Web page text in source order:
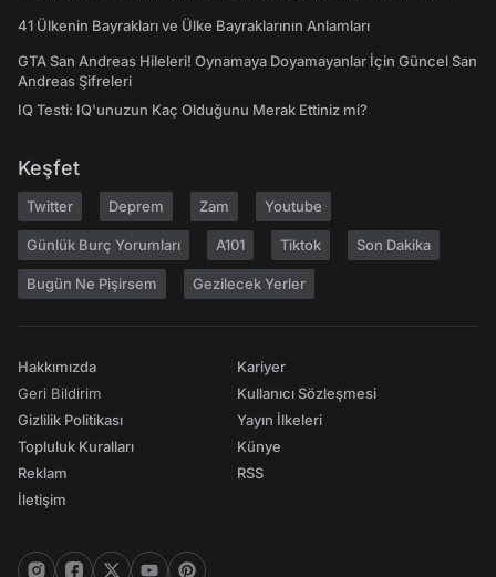
41 Ülkenin Bayrakları ve Ülke Bayraklarının Anlamları
GTA San Andreas Hileleri! Oynamaya Doyamayanlar İçin Güncel San
Andreas Şifreleri
IQ Testi: IQ'unuzun Kaç Olduğunu Merak Ettiniz mi?
Keşfet
Twitter Deprem Zam Youtube
Günlük Burç Yorumları A101 Tiktok Son Dakika
Bugün Ne Pişirsem Gezilecek Yerler
Hakkımızda
Geri Bildirim
Gizlilik Politikası
Topluluk Kuralları
Reklam
İletişim
Kariyer
Kullanıcı Sözleşmesi
Yayın İlkeleri
Künye
RSS